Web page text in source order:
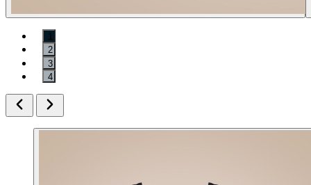
1
2
3
4